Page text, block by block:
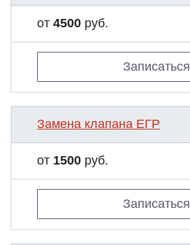
от 4500 руб.
Записаться
Замена клапана ЕГР
от 1500 руб.
Записаться